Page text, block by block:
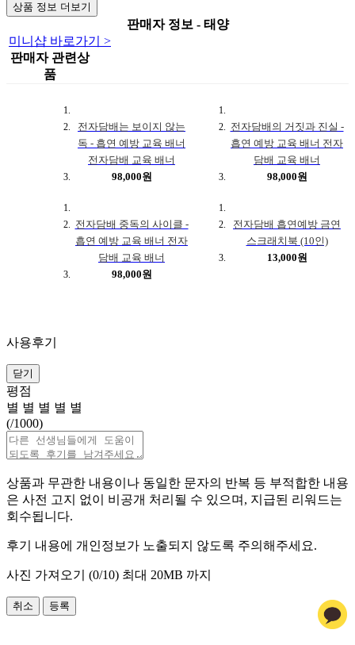
상품 정보 더보기
판매자 정보 - 태양
미니샵 바로가기 >
판매자 관련상
품
전자담배는 보이지 않는
독 - 흡연 예방 교육 배너
전자담배 교육 배너
98,000원
전자담배의 거짓과 진실 -
흡연 예방 교육 배너 전자
담배 교육 배너
98,000원
전자담배 중독의 사이클 -
흡연 예방 교육 배너 전자
담배 교육 배너
98,000원
전자담배 흡연예방 금연
스크래치북 (10인)
13,000원
사용후기
닫기
평점
별 별 별 별 별
(/1000)
상품과 무관한 내용이나 동일한 문자의 반복 등 부적합한 내용
은 사전 고지 없이 비공개 처리될 수 있으며, 지급된 리워드는
회수됩니다.
후기 내용에 개인정보가 노출되지 않도록 주의해주세요.
사진 가져오기 (0/10) 최대 20MB 까지
취소 등록